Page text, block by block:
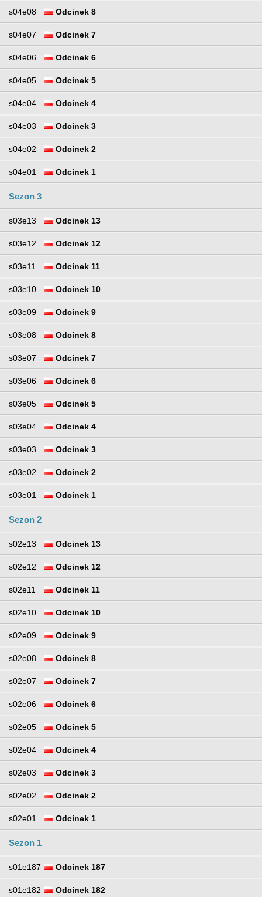
s04e08 Odcinek 8
s04e07 Odcinek 7
s04e06 Odcinek 6
s04e05 Odcinek 5
s04e04 Odcinek 4
s04e03 Odcinek 3
s04e02 Odcinek 2
s04e01 Odcinek 1
Sezon 3
s03e13 Odcinek 13
s03e12 Odcinek 12
s03e11 Odcinek 11
s03e10 Odcinek 10
s03e09 Odcinek 9
s03e08 Odcinek 8
s03e07 Odcinek 7
s03e06 Odcinek 6
s03e05 Odcinek 5
s03e04 Odcinek 4
s03e03 Odcinek 3
s03e02 Odcinek 2
s03e01 Odcinek 1
Sezon 2
s02e13 Odcinek 13
s02e12 Odcinek 12
s02e11 Odcinek 11
s02e10 Odcinek 10
s02e09 Odcinek 9
s02e08 Odcinek 8
s02e07 Odcinek 7
s02e06 Odcinek 6
s02e05 Odcinek 5
s02e04 Odcinek 4
s02e03 Odcinek 3
s02e02 Odcinek 2
s02e01 Odcinek 1
Sezon 1
s01e187 Odcinek 187
s01e182 Odcinek 182